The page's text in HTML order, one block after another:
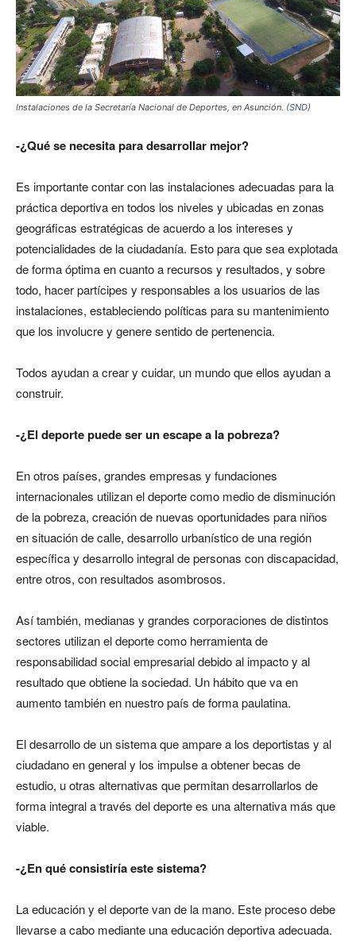
Instalaciones de la Secretaría Nacional de Deportes, en Asunción. (SND)
-¿Qué se necesita para desarrollar mejor?
Es importante contar con las instalaciones adecuadas para la
práctica deportiva en todos los niveles y ubicadas en zonas
geográficas estratégicas de acuerdo a los intereses y
potencialidades de la ciudadanía. Esto para que sea explotada
de forma óptima en cuanto a recursos y resultados, y sobre
todo, hacer partícipes y responsables a los usuarios de las
instalaciones, estableciendo políticas para su mantenimiento
que los involucre y genere sentido de pertenencia.
Todos ayudan a crear y cuidar, un mundo que ellos ayudan a
construir.
-¿El deporte puede ser un escape a la pobreza?
En otros países, grandes empresas y fundaciones
internacionales utilizan el deporte como medio de disminución
de la pobreza, creación de nuevas oportunidades para niños
en situación de calle, desarrollo urbanístico de una región
específica y desarrollo integral de personas con discapacidad,
entre otros, con resultados asombrosos.
Así también, medianas y grandes corporaciones de distintos
sectores utilizan el deporte como herramienta de
responsabilidad social empresarial debido al impacto y al
resultado que obtiene la sociedad. Un hábito que va en
aumento también en nuestro país de forma paulatina.
El desarrollo de un sistema que ampare a los deportistas y al
ciudadano en general y los impulse a obtener becas de
estudio, u otras alternativas que permitan desarrollarlos de
forma integral a través del deporte es una alternativa más que
viable.
-¿En qué consistiría este sistema?
La educación y el deporte van de la mano. Este proceso debe
llevarse a cabo mediante una educación deportiva adecuada.